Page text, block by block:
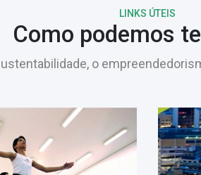
LINKS ÚTEIS
Como podemos
o